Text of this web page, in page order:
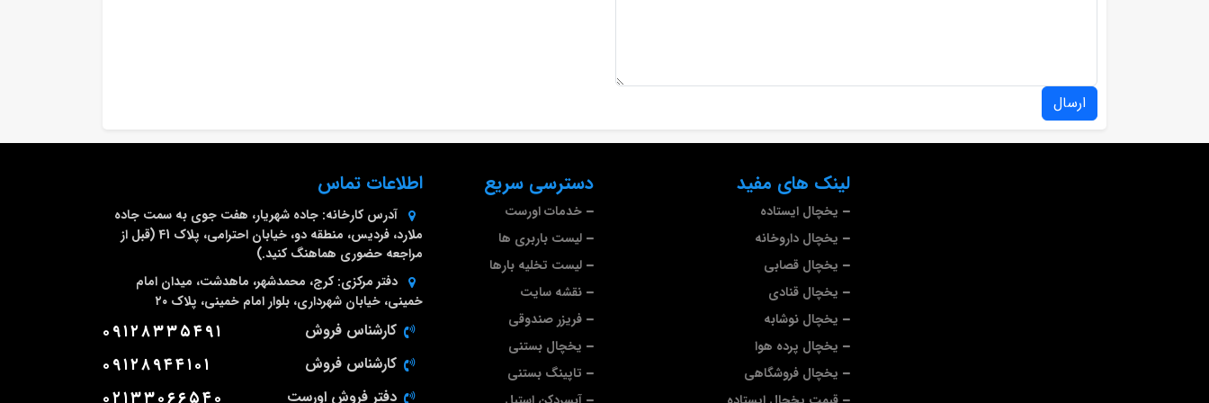
ارسال
لینک های مفید
یخچال ایستاده
یخچال داروخانه
یخچال قصابی
یخچال قنادی
یخچال نوشابه
یخچال پرده هوا
یخچال فروشگاهی
دسترسی سریع
خدمات اورست
لیست باربری ها
لیست تخلیه بارها
نقشه سایت
فریزر صندوقی
یخچال بستنی
تاپینگ بستنی
اطلاعات تماس
آدرس کارخانه: جاده شهریار، هفت جوی به سمت جاده
ملارد، فردیس، منطقه دو، خیابان احترامی، پلاک 41 (قبل از
مراجعه حضوری هماهنگ کنید.)
دفتر مرکزی: کرج، محمدشهر، ماهدشت، میدان امام
خمینی، خیابان شهرداری، بلوار امام خمینی، پلاک ۲۰
کارشناس فروش ۰۹۱۲۸۳۳۵۴۹۱
کارشناس فروش ۰۹۱۲۸۹۴۴۱۰۱
دفتر فروش اورست